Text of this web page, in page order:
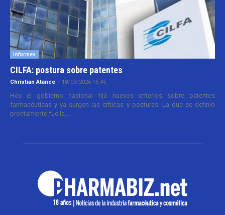
Informes
CILFA: postura sobre patentes
Christian Atance - 18/03/2026 15:45
Hoy el gobierno nacional fijó nuevos criterios sobre patentes
farmacéuticas y ya surgen las críticas y posturas. La que se definió
prontamente fue la...